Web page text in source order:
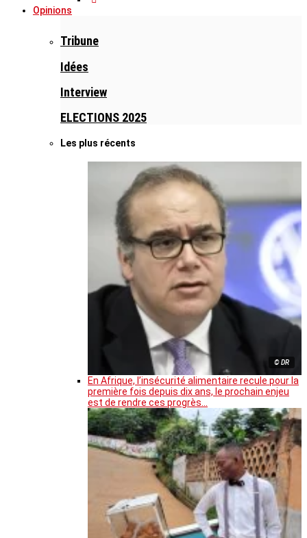
Opinions
Tribune
Idées
Interview
ELECTIONS 2025
Les plus récents
© DR
En Afrique, l’insécurité alimentaire recule pour la
première fois depuis dix ans, le prochain enjeu
est de rendre ces progrès…